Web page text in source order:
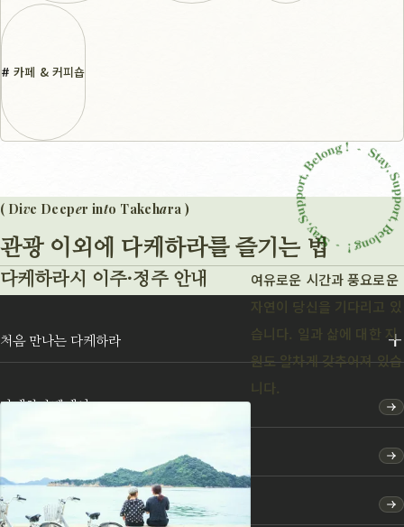
카페 & 커피숍
( Dive Deeper into Takehara )
관광 이외에 다케하라를 즐기는 법
다케하라시 이주·정주 안내
여유로운 시간과 풍요로운
자연이 당신을 기다리고 있
습니다. 일과 삶에 대한 지
원도 알차게 갖추어져 있습
니다.
처음 만나는 다케하라
다케하라텐케이
특집